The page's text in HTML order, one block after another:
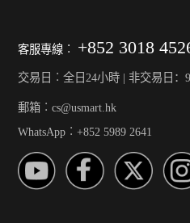
客服專線︰ +852 3018
交易日︰全日24小時 | 非交易日：
郵箱︰cs@usmart.hk
WhatsApp︰+852 5989 2641